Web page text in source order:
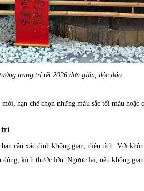
trang trí tết 2026 đơn giản, độc đáo
hạn chế chọn những màu sắc tối màu hoặc
trí
cần xác định không gian, diện tích. Với
động, kích thước lớn. Ngược lại, nếu không